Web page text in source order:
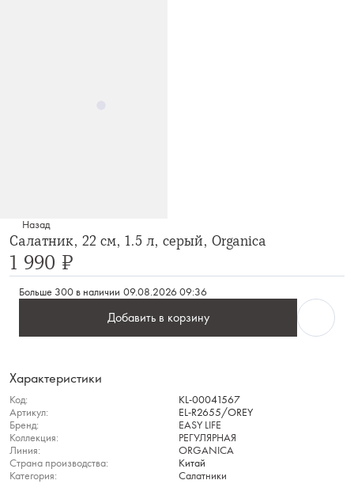
Назад
Салатник, 22 см, 1.5 л, серый, Organica
1 990 ₽
Больше 300 в наличии 09.08.2026 09:36
Добавить в корзину
Характеристики
Код:
KL-00041567
Артикул:
EL-R2655/OREY
Бренд:
EASY LIFE
Коллекция:
РЕГУЛЯРНАЯ
Линия:
ORGANICA
Страна производства:
Китай
Категория:
Салатники